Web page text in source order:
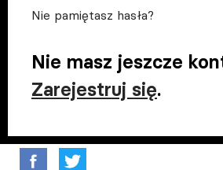
Nie pamiętasz hasła?
Nie masz jeszcze
Zarejestruj się.